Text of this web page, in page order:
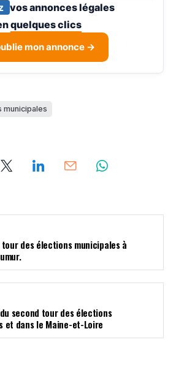
vos annonces légales
quelques clics
mon annonce →
municipales
des élections municipales à
second tour des élections
et dans le Maine-et-Loire